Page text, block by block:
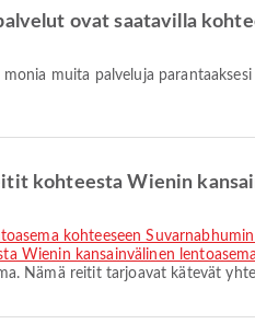
ovat saatavilla
kohteesta Wienin
kohteeseen
Wienin kansainvälinen
Nämä reitit tarjoavat kätevät